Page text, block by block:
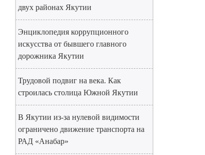
двух районах Якутии
Энциклопедия коррупционного
искусства от бывшего главного
дорожника Якутии
Трудовой подвиг на века. Как
строилась столица Южной Якутии
В Якутии из-за нулевой видимости
ограничено движение транспорта на
РАД «Анабар»